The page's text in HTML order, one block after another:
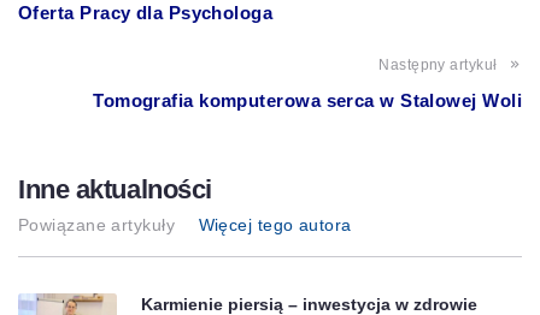
Oferta Pracy dla Psychologa
Następny artykuł
Tomografia komputerowa serca w Stalowej Woli
Inne aktualności
Powiązane artykuły Więcej tego autora
Karmienie piersią – inwestycja w zdrowie